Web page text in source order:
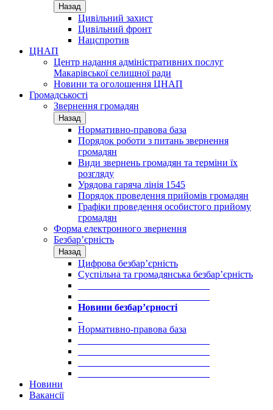
Назад
Цивільний захист
Цивільний фронт
Нацспротив
ЦНАП
Центр надання адміністративних послуг
Макарівської селищної ради
Новини та оголошення ЦНАП
Громадськості
Звернення громадян
Назад
Нормативно-правова база
Порядок роботи з питань звернення
громадян
Види звернень громадян та терміни їх
розгляду
Урядова гаряча лінія 1545
Порядок проведення прийомів громадян
Графіки проведення особистого прийому
громадян
Форма електронного звернення
Безбар’єрність
Назад
Цифрова безбар’єрність
Суспільна та громадянська безбар’єрність
Новини безбар’єрності
Нормативно-правова база
Новини
Вакансії